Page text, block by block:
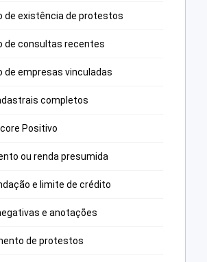
de existência de protestos
de consultas recentes
de empresas vinculadas
completos
Positivo
ou renda presumida
e limite de crédito
e anotações
de protestos